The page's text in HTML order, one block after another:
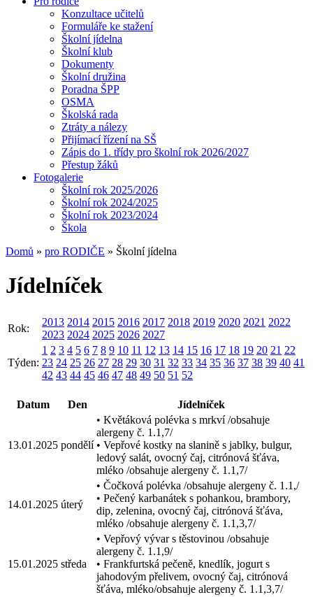
Konzultace učitelů
Formuláře ke stažení
Školní jídelna
Školní klub
Dokumenty
Školní družina
Poradna ŠPP
OSMA
Školská rada
Ztráty a nálezy
Přijímací řízení na SŠ
Zápis do 1. třídy pro školní rok 2026/2027
Přestup žáků
Fotogalerie
Školní rok 2025/2026
Školní rok 2024/2025
Školní rok 2023/2024
Škola
Domů » pro RODIČE » Školní jídelna
Jídelníček
Rok:
2013 2014 2015 2016 2017 2018 2019 2020 2021 2022
2023 2024 2025 2026 2027
Týden:
1 2 3 4 5 6 7 8 9 10 11 12 13 14 15 16 17 18 19 20 21 22
23 24 25 26 27 28 29 30 31 32 33 34 35 36 37 38 39 40 41
42 43 44 45 46 47 48 49 50 51 52
Datum Den Jídelníček
13.01.2025 pondělí
• Květáková polévka s mrkví /obsahuje
alergeny č. 1.1,7/
• Vepřové kostky na slanině s jablky, bulgur,
ledový salát, ovocný čaj, citrónová šťáva,
mléko /obsahuje alergeny č. 1.1,7/
14.01.2025 úterý
• Čočková polévka /obsahuje alergeny č. 1.1,/
• Pečený karbanátek s pohankou, brambory,
dip, zelenina, ovocný čaj, citrónová šťáva,
mléko /obsahuje alergeny č. 1.1,3,7/
15.01.2025 středa
• Vepřový vývar s těstovinou /obsahuje
alergeny č. 1.1,9/
• Frankfurtská pečeně, knedlík, jogurt s
jahodovým přelivem, ovocný čaj, citrónová
šťáva, mléko/obsahuje alergeny č. 1.1,3,7/